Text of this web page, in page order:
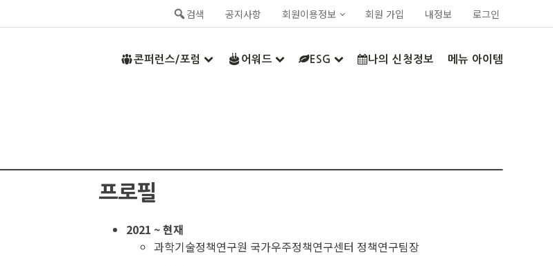
검색 공지사항 회원이용정보 회원 가입 내정보 로그인
콘퍼런스/포럼 어워드 ESG 나의 신청정보 메뉴 아이템
프로필
2021 ~ 현재
과학기술정책연구원 국가우주정책연구센터 정책연구팀장